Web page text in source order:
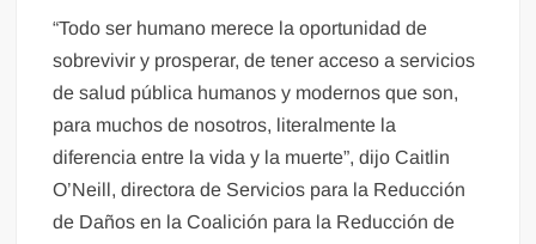
“Todo ser humano merece la oportunidad de
sobrevivir y prosperar, de tener acceso a servicios
de salud pública humanos y modernos que son,
para muchos de nosotros, literalmente la
diferencia entre la vida y la muerte”, dijo Caitlin
O’Neill, directora de Servicios para la Reducción
de Daños en la Coalición para la Reducción de